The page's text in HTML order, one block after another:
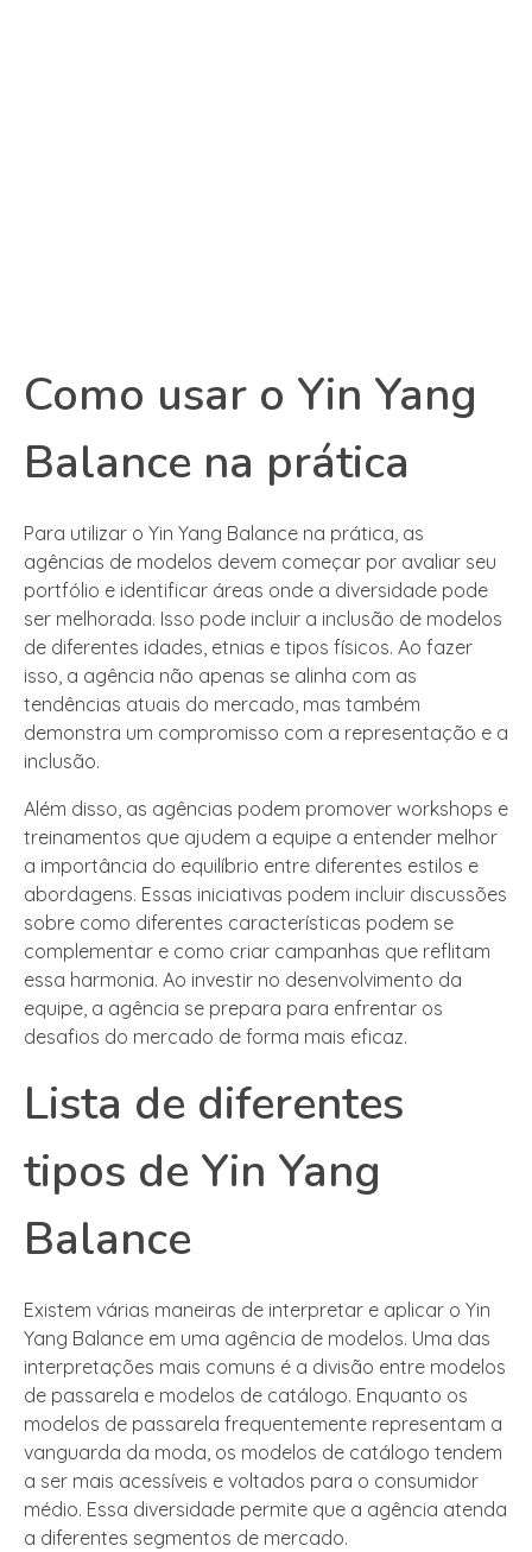
Como usar o Yin Yang
Balance na prática
Para utilizar o Yin Yang Balance na prática, as
agências de modelos devem começar por avaliar seu
portfólio e identificar áreas onde a diversidade pode
ser melhorada. Isso pode incluir a inclusão de modelos
de diferentes idades, etnias e tipos físicos. Ao fazer
isso, a agência não apenas se alinha com as
tendências atuais do mercado, mas também
demonstra um compromisso com a representação e a
inclusão.
Além disso, as agências podem promover workshops e
treinamentos que ajudem a equipe a entender melhor
a importância do equilíbrio entre diferentes estilos e
abordagens. Essas iniciativas podem incluir discussões
sobre como diferentes características podem se
complementar e como criar campanhas que reflitam
essa harmonia. Ao investir no desenvolvimento da
equipe, a agência se prepara para enfrentar os
desafios do mercado de forma mais eficaz.
Lista de diferentes
tipos de Yin Yang
Balance
Existem várias maneiras de interpretar e aplicar o Yin
Yang Balance em uma agência de modelos. Uma das
interpretações mais comuns é a divisão entre modelos
de passarela e modelos de catálogo. Enquanto os
modelos de passarela frequentemente representam a
vanguarda da moda, os modelos de catálogo tendem
a ser mais acessíveis e voltados para o consumidor
médio. Essa diversidade permite que a agência atenda
a diferentes segmentos de mercado.